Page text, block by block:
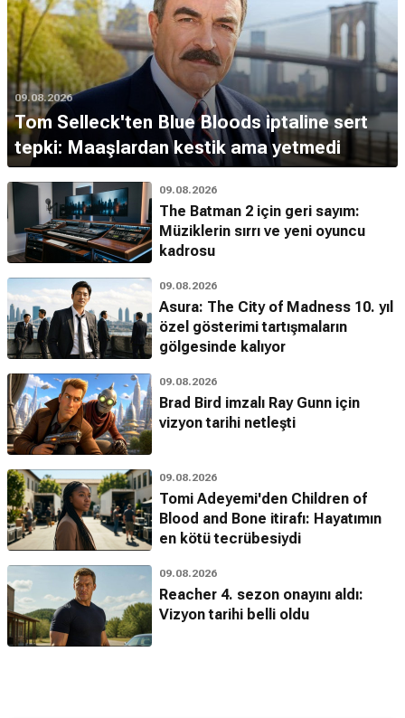
09.08.2026
Tom Selleck'ten Blue Bloods iptaline sert
tepki: Maaşlardan kestik ama yetmedi
09.08.2026
The Batman 2 için geri sayım:
Müziklerin sırrı ve yeni oyuncu
kadrosu
09.08.2026
Asura: The City of Madness 10. yıl
özel gösterimi tartışmaların
gölgesinde kalıyor
09.08.2026
Brad Bird imzalı Ray Gunn için
vizyon tarihi netleşti
09.08.2026
Tomi Adeyemi'den Children of
Blood and Bone itirafı: Hayatımın
en kötü tecrübesiydi
09.08.2026
Reacher 4. sezon onayını aldı:
Vizyon tarihi belli oldu